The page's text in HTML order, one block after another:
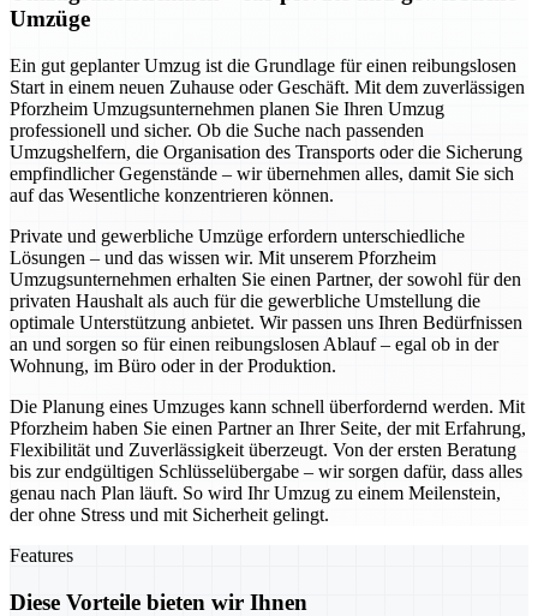
Umzüge
Ein gut geplanter Umzug ist die Grundlage für einen reibungslosen
Start in einem neuen Zuhause oder Geschäft. Mit dem zuverlässigen
Pforzheim Umzugsunternehmen planen Sie Ihren Umzug
professionell und sicher. Ob die Suche nach passenden
Umzugshelfern, die Organisation des Transports oder die Sicherung
empfindlicher Gegenstände – wir übernehmen alles, damit Sie sich
auf das Wesentliche konzentrieren können.
Private und gewerbliche Umzüge erfordern unterschiedliche
Lösungen – und das wissen wir. Mit unserem Pforzheim
Umzugsunternehmen erhalten Sie einen Partner, der sowohl für den
privaten Haushalt als auch für die gewerbliche Umstellung die
optimale Unterstützung anbietet. Wir passen uns Ihren Bedürfnissen
an und sorgen so für einen reibungslosen Ablauf – egal ob in der
Wohnung, im Büro oder in der Produktion.
Die Planung eines Umzuges kann schnell überfordernd werden. Mit
Pforzheim haben Sie einen Partner an Ihrer Seite, der mit Erfahrung,
Flexibilität und Zuverlässigkeit überzeugt. Von der ersten Beratung
bis zur endgültigen Schlüsselübergabe – wir sorgen dafür, dass alles
genau nach Plan läuft. So wird Ihr Umzug zu einem Meilenstein,
der ohne Stress und mit Sicherheit gelingt.
Features
Diese Vorteile bieten wir Ihnen